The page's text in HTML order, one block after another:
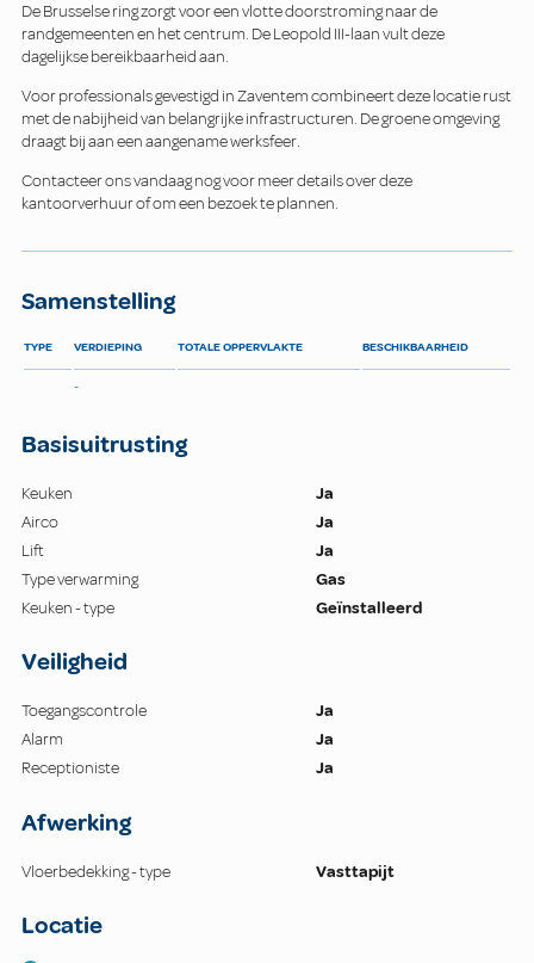
De Brusselse ring zorgt voor een vlotte doorstroming naar de
randgemeenten en het centrum. De Leopold III-laan vult deze
dagelijkse bereikbaarheid aan.
Voor professionals gevestigd in Zaventem combineert deze locatie rust
met de nabijheid van belangrijke infrastructuren. De groene omgeving
draagt bij aan een aangename werksfeer.
Contacteer ons vandaag nog voor meer details over deze
kantoorverhuur of om een bezoek te plannen.
Samenstelling
TYPE VERDIEPING TOTALE OPPERVLAKTE BESCHIKBAARHEID
-
Basisuitrusting
Keuken
Ja
Airco
Ja
Lift
Ja
Type verwarming
Gas
Keuken - type
Geïnstalleerd
Veiligheid
Toegangscontrole
Ja
Alarm
Ja
Receptioniste
Ja
Afwerking
Vloerbedekking - type Vasttapijt
Locatie